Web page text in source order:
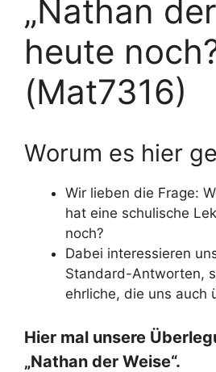
„Nathan
heute
(Mat7316)
Worum es hier
Wir lieben die Frage:
hat eine schulische
noch?
Dabei interessieren
Standard-Antworten,
ehrliche, die uns auch
Hier mal unsere
„Nathan der Weise“.